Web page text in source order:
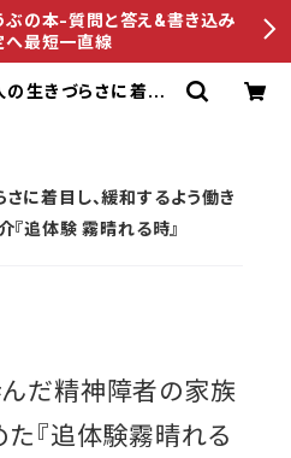
ぶの本-質問と答え&書き込み
へ最短一直線
生きづらさに着目
に着目し、緩和するよう働き
『追体験 霧晴れる時』
だ精神障者の家族
『追体験霧晴れる